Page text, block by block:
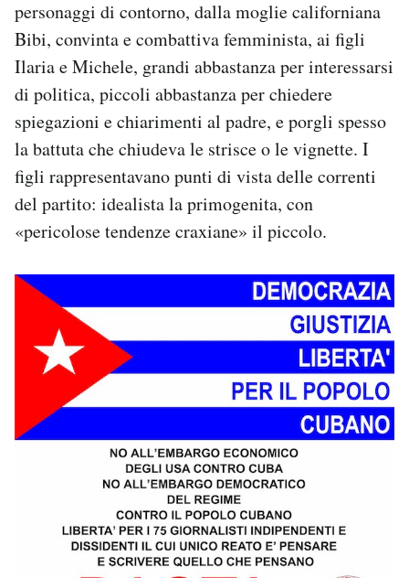
personaggi di contorno, dalla moglie californiana
Bibi, convinta e combattiva femminista, ai figli
Ilaria e Michele, grandi abbastanza per interessarsi
di politica, piccoli abbastanza per chiedere
spiegazioni e chiarimenti al padre, e porgli spesso
la battuta che chiudeva le strisce o le vignette. I
figli rappresentavano punti di vista delle correnti
del partito: idealista la primogenita, con
«pericolose tendenze craxiane» il piccolo.